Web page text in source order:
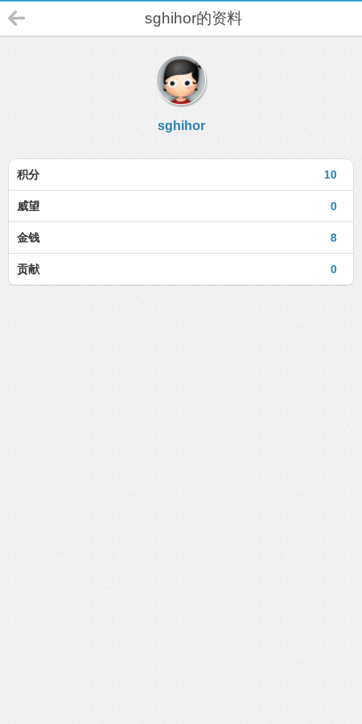
sghihor的资料
sghihor
10
积分
0
威望
8
金钱
0
贡献